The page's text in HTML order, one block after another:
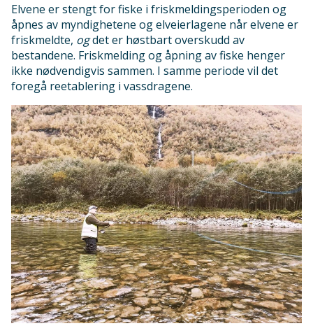
Elvene er stengt for fiske i friskmeldingsperioden og
åpnes av myndighetene og elveierlagene når elvene er
friskmeldte, ogdet er høstbart overskudd av
bestandene. Friskmelding og åpning av fiske henger
ikke nødvendigvis sammen. I samme periode vil det
foregå reetablering i vassdragene.